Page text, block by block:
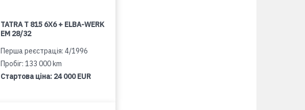
TATRA T 815 6X6 + ELBA-WERK
EM 28/32
Перша реєстрація: 4/1996
Пробіг: 133 000 km
Стартова ціна: 24 000 EUR